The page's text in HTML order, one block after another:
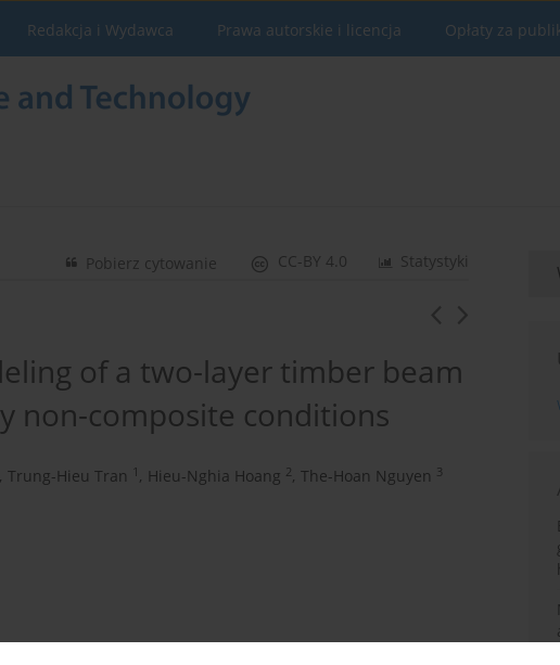
Redakcja i Wydawca Prawa autorskie i licencja Opłaty za
Statystyki
CC-BY 4.0
Pobierz cytowanie
of a two-layer timber beam
non-composite conditions
, Trung-Hieu Tran 1 , Hieu-Nghia Hoang 2, The-Hoan Nguyen 3